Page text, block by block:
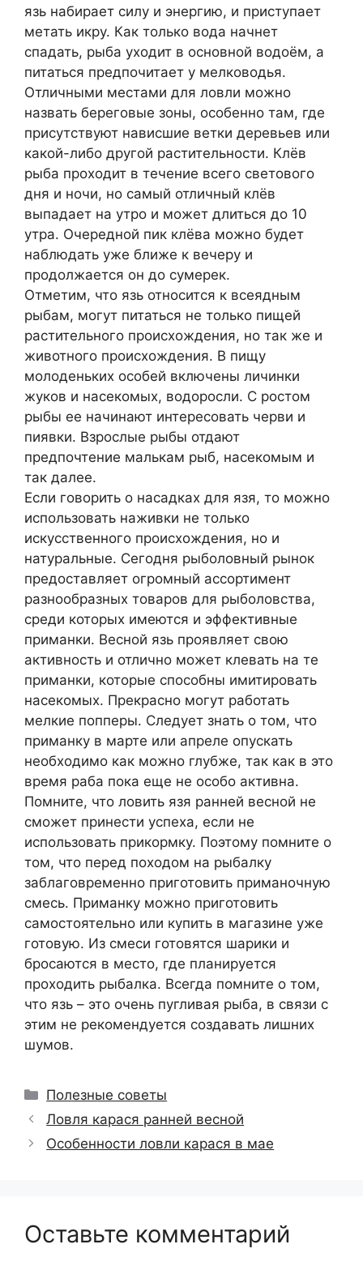
язь набирает силу и энергию, и приступает
метать икру. Как только вода начнет
спадать, рыба уходит в основной водоём, а
питаться предпочитает у мелководья.
Отличными местами для ловли можно
назвать береговые зоны, особенно там, где
присутствуют нависшие ветки деревьев или
какой-либо другой растительности. Клёв
рыба проходит в течение всего светового
дня и ночи, но самый отличный клёв
выпадает на утро и может длиться до 10
утра. Очередной пик клёва можно будет
наблюдать уже ближе к вечеру и
продолжается он до сумерек.
Отметим, что язь относится к всеядным
рыбам, могут питаться не только пищей
растительного происхождения, но так же и
животного происхождения. В пищу
молоденьких особей включены личинки
жуков и насекомых, водоросли. С ростом
рыбы ее начинают интересовать черви и
пиявки. Взрослые рыбы отдают
предпочтение малькам рыб, насекомым и
так далее.
Если говорить о насадках для язя, то можно
использовать наживки не только
искусственного происхождения, но и
натуральные. Сегодня рыболовный рынок
предоставляет огромный ассортимент
разнообразных товаров для рыболовства,
среди которых имеются и эффективные
приманки. Весной язь проявляет свою
активность и отлично может клевать на те
приманки, которые способны имитировать
насекомых. Прекрасно могут работать
мелкие попперы. Следует знать о том, что
приманку в марте или апреле опускать
необходимо как можно глубже, так как в это
время раба пока еще не особо активна.
Помните, что ловить язя ранней весной не
сможет принести успеха, если не
использовать прикормку. Поэтому помните о
том, что перед походом на рыбалку
заблаговременно приготовить приманочную
смесь. Приманку можно приготовить
самостоятельно или купить в магазине уже
готовую. Из смеси готовятся шарики и
бросаются в место, где планируется
проходить рыбалка. Всегда помните о том,
что язь – это очень пугливая рыба, в связи с
этим не рекомендуется создавать лишних
шумов.
Рубрики
Полезные советы
Ловля карася ранней весной
Особенности ловли карася в мае
Оставьте комментарий